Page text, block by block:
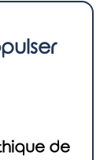
de